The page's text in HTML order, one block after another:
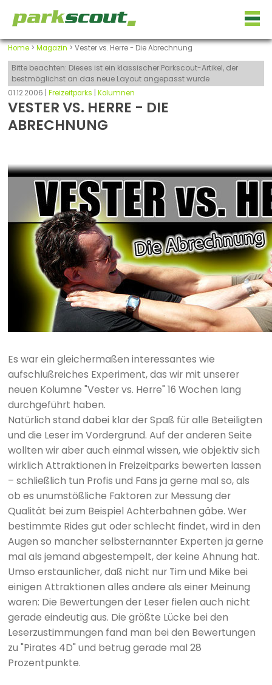
Home> Magazin > Vester vs. Herre - Die Abrechnung
Bitte beachten: Dieses ist ein klassischer Parkscout-Artikel, der
bestmöglichst an das neue Layout angepasst wurde
01.12.2006 | Freizeitparks Kolumnen
VESTER VS. HERRE - DIE
ABRECHNUNG
Es war ein gleichermaßen interessantes wie
aufschlußreiches Experiment, das wir mit unserer
neuen Kolumne "Vester vs. Herre" 16 Wochen lang
durchgeführt haben.
Natürlich stand dabei klar der Spaß für alle Beteiligten
und die Leser im Vordergrund. Auf der anderen Seite
wollten wir aber auch einmal wissen, wie objektiv sich
wirklich Attraktionen in Freizeitparks bewerten lassen
– schließlich tun Profis und Fans ja gerne mal so, als
ob es unumstößliche Faktoren zur Messung der
Qualität bei zum Beispiel Achterbahnen gäbe. Wer
bestimmte Rides gut oder schlecht findet, wird in den
Augen so mancher selbsternannter Experten ja gerne
mal als jemand abgestempelt, der keine Ahnung hat.
Umso erstaunlicher, daß nicht nur Tim und Mike bei
einigen Attraktionen alles andere als einer Meinung
waren: Die Bewertungen der Leser fielen auch nicht
gerade eindeutig aus. Die größte Lücke bei den
Leserzustimmungen fand man bei den Bewertungen
zu "Pirates 4D" und betrug gerade mal 28
Prozentpunkte.